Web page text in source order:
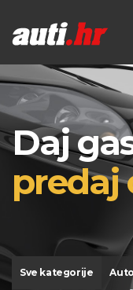
Daj
predaj
Sve kategorije